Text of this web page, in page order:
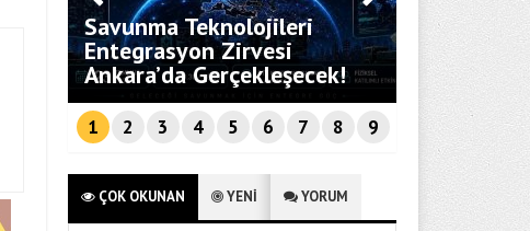
Savunma Teknolojileri
Entegrasyon Zirvesi
Ankara’da Gerçekleşecek!
Bebekli
Rehberi
1 2 3 4 5 6 7 8 9
ÇOK OKUNAN YENİ YORUM